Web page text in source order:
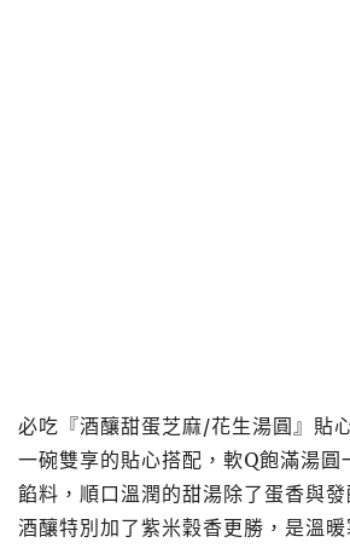
必吃『酒釀甜蛋芝麻/花生湯圓』貼
一碗雙享的貼心搭配，軟Q飽滿湯圓
餡料，順口溫潤的甜湯除了蛋香與
酒釀特別加了紫米穀香更勝，是溫暖